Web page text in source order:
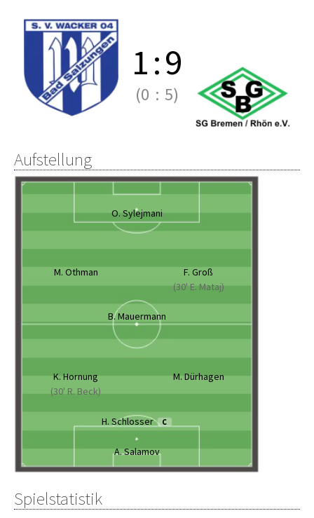
1:9
(0 : 5)
Aufstellung
O. Sylejmani
M. Othman
F. Groß
(30' E. Mataj)
B. Mauermann
K. Hornung
(30' R. Beck)
M. Dürhagen
H. Schlosser C
A. Salamov
Spielstatistik